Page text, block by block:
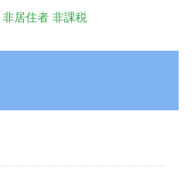
非居住者 非課税